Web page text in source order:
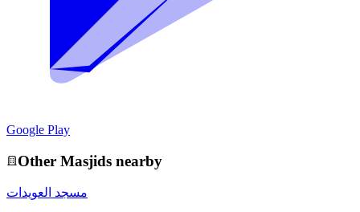
Google Play
Other Masjids nearby
مسجد العويدات